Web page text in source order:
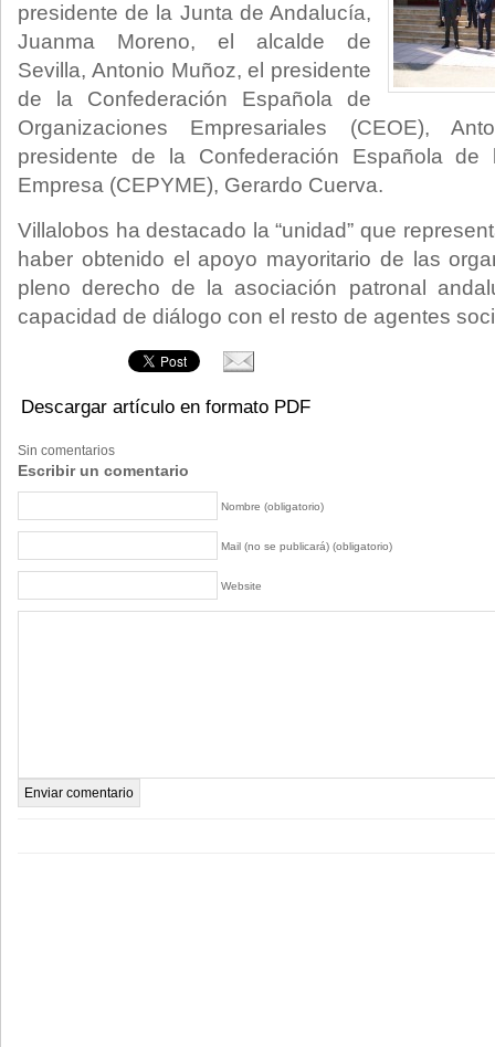
presidente de la Junta de Andalucía,
Juanma Moreno, el alcalde de
Sevilla, Antonio Muñoz, el presidente
de la Confederación Española de
Organizaciones Empresariales (CEOE),
presidente de la Confederación Española
Empresa (CEPYME), Gerardo Cuerva.
Villalobos ha destacado la “unidad” que
haber obtenido el apoyo mayoritario de las
pleno derecho de la asociación patronal
capacidad de diálogo con el resto de agentes
Descargar artículo en formato PDF
Sin comentarios
Escribir un comentario
Nombre (obligatorio)
Mail (no se publicará) (obligatorio)
Website